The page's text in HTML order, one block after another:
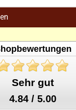
Sehr gut
4.84 / 5.00